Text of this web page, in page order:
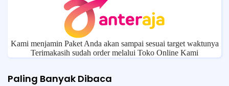
Kami menjamin Paket Anda akan sampai sesuai target waktunya
Terimakasih sudah order melalui Toko Online Kami
Paling Banyak Dibaca